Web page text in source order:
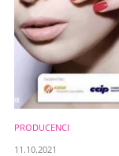
PRODUCENCI
11.10.2021